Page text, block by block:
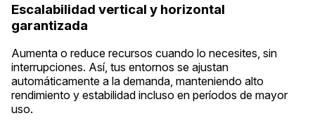
Escalabilidad vertical y horizontal
garantizada
Aumenta o reduce recursos cuando lo necesites, sin
interrupciones. Así, tus entornos se ajustan
automáticamente a la demanda, manteniendo alto
rendimiento y estabilidad incluso en períodos de mayor
uso.